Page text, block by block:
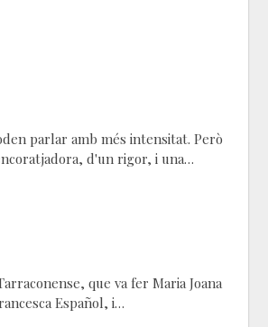
parlar amb més intensitat. Però
d'un rigor, i una…
que va fer Maria Joana
Español, i…